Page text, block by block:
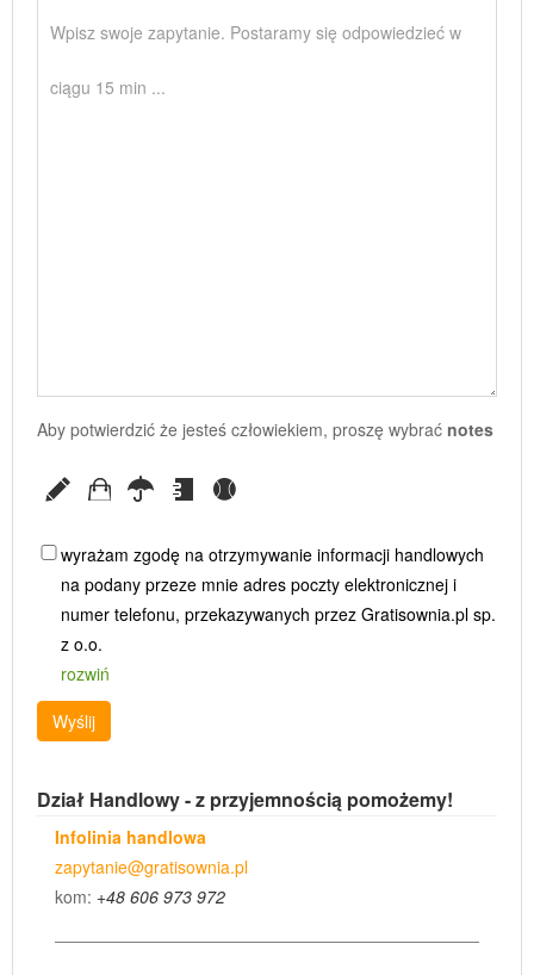
Aby potwierdzić że jesteś człowiekiem, proszę wybrać notes
wyrażam zgodę na otrzymywanie informacji handlowych
na podany przeze mnie adres poczty elektronicznej i
numer telefonu, przekazywanych przez Gratisownia.pl sp.
z o.o.
rozwiń
Wyślij
Dział Handlowy - z przyjemnością pomożemy!
Infolinia handlowa
zapytanie@gratisownia.pl
kom: +48 606 973 972